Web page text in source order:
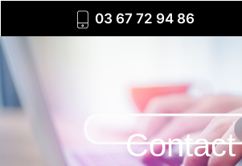
03 67 72 94 86
Contact